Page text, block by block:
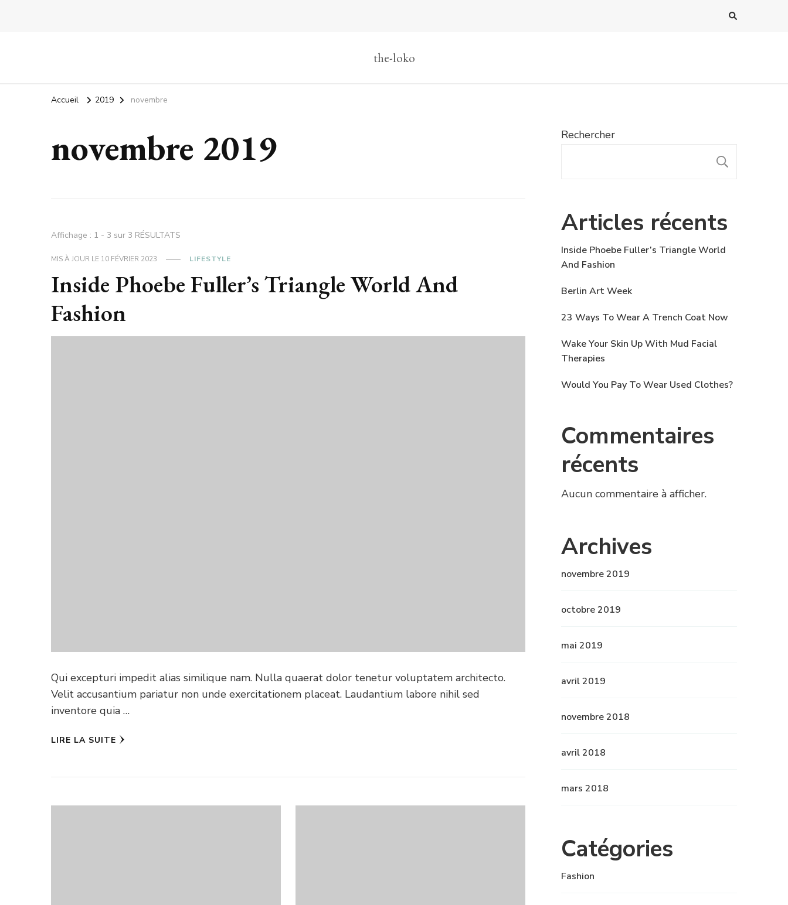
the-loko
Accueil 2019 novembre
novembre 2019
Affichage : 1 - 3 sur 3 RÉSULTATS
MIS À JOUR LE 10 FÉVRIER 2023 LIFESTYLE
Inside Phoebe Fuller’s Triangle World And
Fashion
Qui excepturi impedit alias similique nam. Nulla quaerat dolor tenetur voluptatem architecto.
Velit accusantium pariatur non unde exercitationem placeat. Laudantium labore nihil sed
inventore quia …
LIRE LA SUITE
Rechercher
Articles récents
Inside Phoebe Fuller’s Triangle World
And Fashion
Berlin Art Week
23 Ways To Wear A Trench Coat Now
Wake Your Skin Up With Mud Facial
Therapies
Would You Pay To Wear Used Clothes?
Commentaires
récents
Aucun commentaire à afficher.
Archives
novembre 2019
octobre 2019
mai 2019
avril 2019
novembre 2018
avril 2018
mars 2018
Catégories
Fashion